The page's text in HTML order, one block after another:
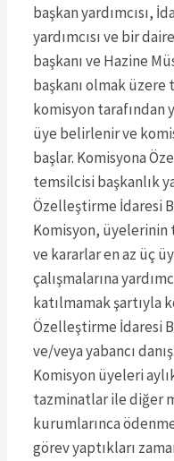
başkan yardımcısı,
yardımcısı ve bir
başkanı ve Hazine
başkanı olmak
komisyon tarafından
üye belirlenir ve
başlar. Komisyona
temsilcisi başkanlık
Özelleştirme İdaresi
Komisyon, üyelerinin
ve kararlar en az üç
çalışmalarına
katılmamak şartıyla
Özelleştirme İdaresi
ve/veya yabancı
Komisyon üyeleri
tazminatlar ile diğer
kurumlarınca
görev yaptıkları